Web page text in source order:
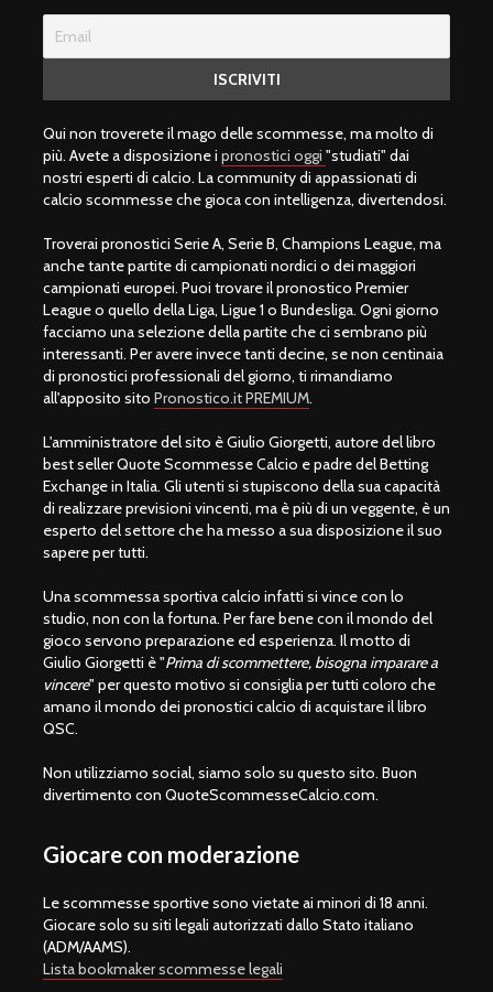
Qui non troverete il mago delle scommesse, ma molto di
più. Avete a disposizione i pronostici oggi "studiati" dai
nostri esperti di calcio. La community di appassionati di
calcio scommesse che gioca con intelligenza, divertendosi.
Troverai pronostici Serie A, Serie B, Champions League, ma
anche tante partite di campionati nordici o dei maggiori
campionati europei. Puoi trovare il pronostico Premier
League o quello della Liga, Ligue 1 o Bundesliga. Ogni giorno
facciamo una selezione della partite che ci sembrano più
interessanti. Per avere invece tanti decine, se non centinaia
di pronostici professionali del giorno, ti rimandiamo
all'apposito sito Pronostico.it PREMIUM.
L'amministratore del sito è Giulio Giorgetti, autore del libro
best seller Quote Scommesse Calcio e padre del Betting
Exchange in Italia. Gli utenti si stupiscono della sua capacità
di realizzare previsioni vincenti, ma è più di un veggente, è un
esperto del settore che ha messo a sua disposizione il suo
sapere per tutti.
Una scommessa sportiva calcio infatti si vince con lo
studio, non con la fortuna. Per fare bene con il mondo del
gioco servono preparazione ed esperienza. Il motto di
Giulio Giorgetti è "Prima di scommettere, bisogna imparare a
vincere" per questo motivo si consiglia per tutti coloro che
amano il mondo dei pronostici calcio di acquistare il libro
QSC.
Non utilizziamo social, siamo solo su questo sito. Buon
divertimento con QuoteScommesseCalcio.com.
Giocare con moderazione
Le scommesse sportive sono vietate ai minori di 18 anni.
Giocare solo su siti legali autorizzati dallo Stato italiano
(ADM/AAMS).
Lista bookmaker scommesse legali